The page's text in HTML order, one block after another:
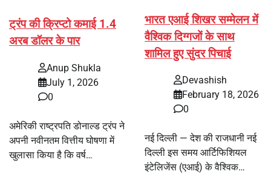
ट्रंप की क्रिप्टो कमाई 1.4
अरब डॉलर के पार
Anup Shukla
July 1, 2026
0
अमेरिकी राष्ट्रपति डोनाल्ड ट्रंप ने
अपनी नवीनतम वित्तीय घोषणा में
खुलासा किया है कि वर्ष…
भारत एआई शिखर सम्मेलन में
वैश्विक दिग्गजों के साथ
शामिल हुए सुंदर पिचाई
Devashish
February 18, 2026
0
नई दिल्ली — देश की राजधानी नई
दिल्ली इस समय आर्टिफिशियल
इंटेलिजेंस (एआई) के वैश्विक…